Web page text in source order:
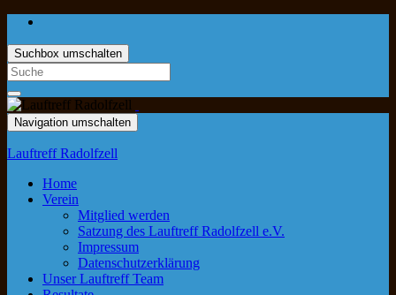
Suchbox umschalten
Navigation umschalten
Lauftreff Radolfzell
Home
Verein
Mitglied werden
Satzung des Lauftreff Radolfzell e.V.
Impressum
Datenschutzerklärung
Unser Lauftreff Team